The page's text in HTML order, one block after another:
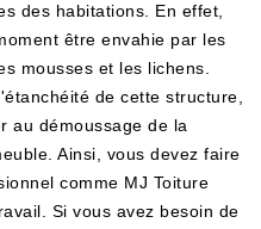
des habitations. En effet,
être envahie par les
mousses et les lichens.
de cette structure,
au démoussage de la
Ainsi, vous devez faire
comme MJ Toiture
Si vous avez besoin de